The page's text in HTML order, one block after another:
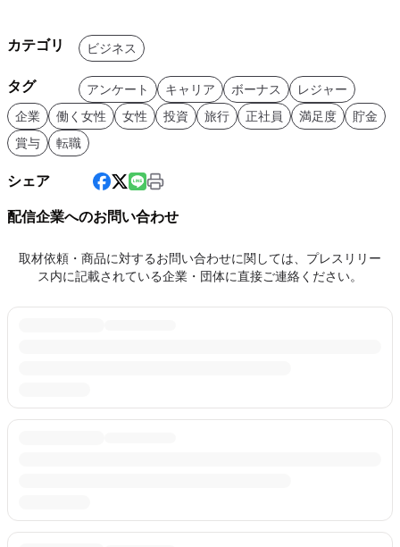
カテゴリ ビジネス
タグ アンケート キャリア ボーナス
レジャー
企業
働く女性 女性 投資 旅行 正社員 満足度
貯金
賞与
転職
シェア
配信企業へのお問い合わせ
取材依頼・商品に対するお問い合わせに関しては、プレスリリー
ス内に記載されている企業・団体に直接ご連絡ください。